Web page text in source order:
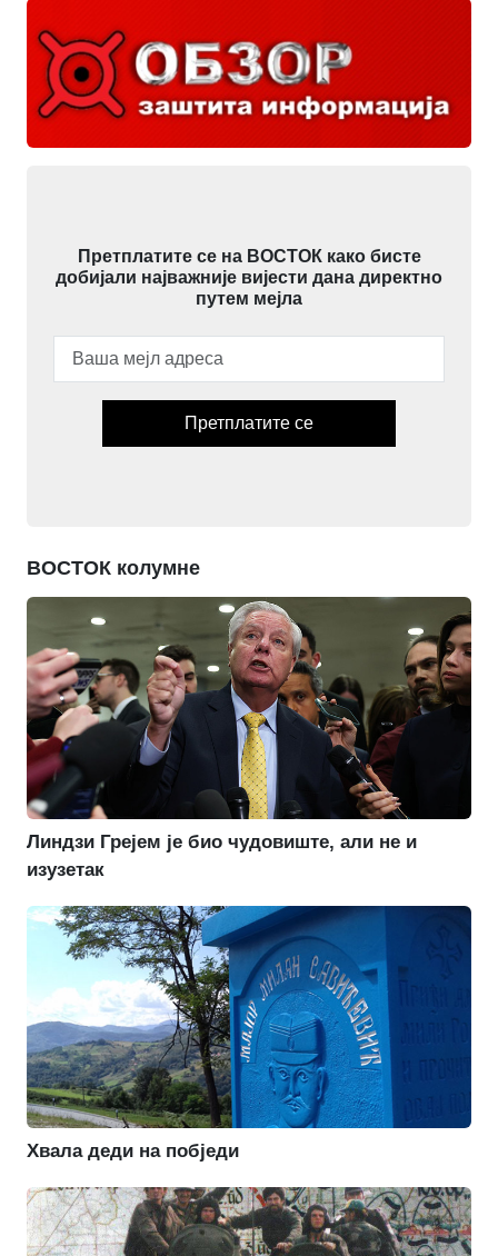
Претплатите се на ВОСТОК како бисте
добијали најважније вијести дана директно
путем мејла
Претплатите се
ВОСТОК колумне
Линдзи Грејем је био чудовиште, али не и
изузетак
Хвала деди на побједи